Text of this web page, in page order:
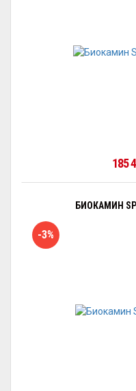
185
БИОКАМИН
-3%